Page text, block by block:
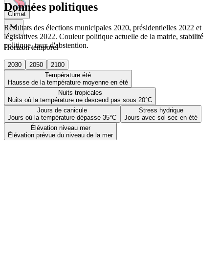
Climat
Horizon temporel
2030 2050
2100
Température été
Hausse de la température moyenne en été
Nuits tropicales
Nuits où la température ne descend pas sous 20°C
Jours de canicule
Jours où la température dépasse 35°C
Stress hydrique
Jours avec sol sec en été
Élévation niveau mer
Élévation prévue du niveau de la mer
Données politiques
Résultats des élections municipales 2020, présidentielles 2022 et
législatives 2022. Couleur politique actuelle de la mairie, stabilité
politique, taux d'abstention.